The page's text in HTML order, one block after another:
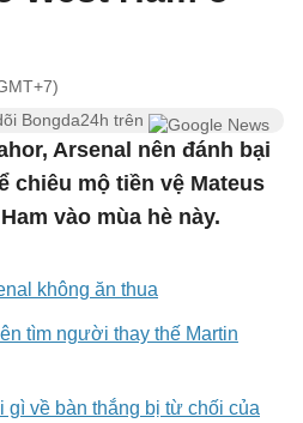
Bongda24h trên
Arsenal nên đánh bại
chiêu mộ tiền vệ Mateus
vào mùa hè này.
không ăn thua
tìm người thay thế Martin
về bàn thắng bị từ chối của